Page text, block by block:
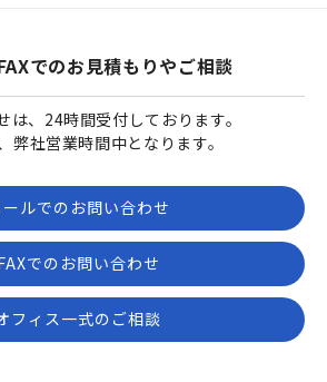
でのお見積もりやご相談
は、24時間受付しております。
弊社営業時間中となります。
ールでのお問い合わせ
でのお問い合わせ
フィス一式のご相談